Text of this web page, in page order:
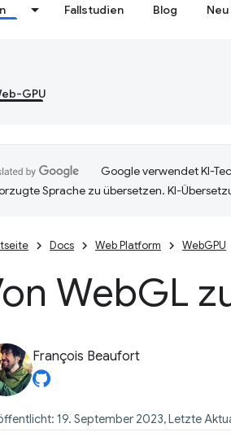
Fallstudien Blog
GPU
Google verwendet KI-
Sprache zu übersetzen. KI-
Docs Web Platform WebGPU
WebGL
François Beaufort
19. September 2023, Letzte